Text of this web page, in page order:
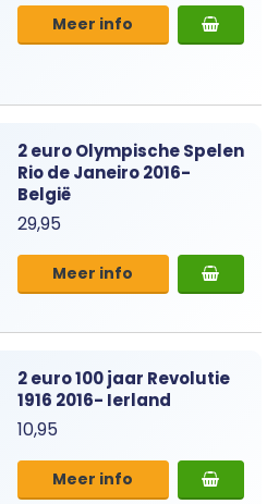
Meer info
2 euro Olympische Spelen
Rio de Janeiro 2016-
België
29,95
Meer info
2 euro 100 jaar Revolutie
1916 2016- Ierland
10,95
Meer info